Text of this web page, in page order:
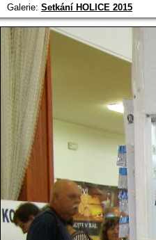
Galerie: Setkání HOLICE 2015